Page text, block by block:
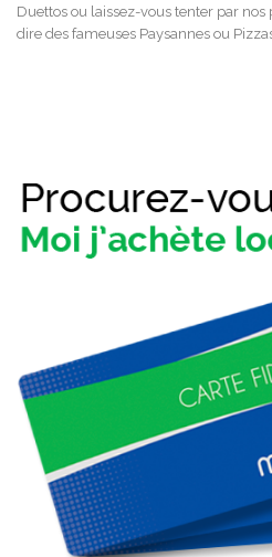
Duettos ou laissez-vous tenter par
dire des fameuses Paysannes ou